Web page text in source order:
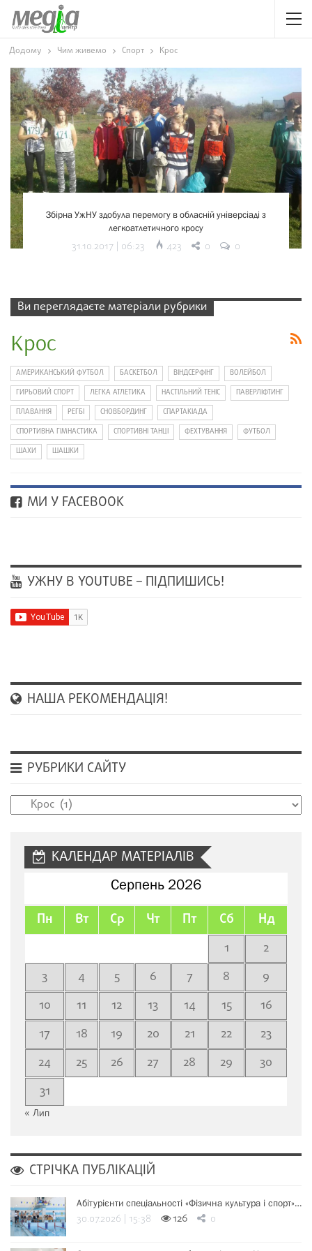
Додому Чим живемо Спорт Крос
Збірна УжНУ здобула перемогу в обласній універсіаді з
легкоатлетичного кросу
31.10.2017 | 06:23 423 0 0
Ви переглядаєте матеріали рубрики
Крос
АМЕРИКАНСЬКИЙ ФУТБОЛ БАСКЕТБОЛ ВІНДСЕРФІНГ
ВОЛЕЙБОЛ
ГИРЬОВИЙ СПОРТ
ЛЕГКА АТЛЕТИКА НАСТІЛЬНИЙ ТЕНІС
ПАВЕРЛІФТИНГ
ПЛАВАННЯ
РЕГБІ СНОВБОРДИНГ
СПАРТАКІАДА
СПОРТИВНА ГІМНАСТИКА
СПОРТИВНІ ТАНЦІ ФЕХТУВАННЯ
ФУТБОЛ
ШАХИ
ШАШКИ
МИ У FACEBOOK
УЖНУ В YOUTUBE – ПІДПИШИСЬ!
НАША РЕКОМЕНДАЦІЯ!
РУБРИКИ САЙТУ
Рубрики
КАЛЕНДАР МАТЕРІАЛІВ
Серпень 2026
Пн Вт Ср Чт Пт Сб Нд
1
2
3
4 5 6 7 8
9
10
11 12 13 14 15
16
17
18 19 20 21 22
23
24
25 26 27 28 29
30
31
« Лип
СТРІЧКА ПУБЛІКАЦІЙ
Абітурієнти спеціальності «Фізична культура і спорт»…
30.07.2026 | 15:38 126 0